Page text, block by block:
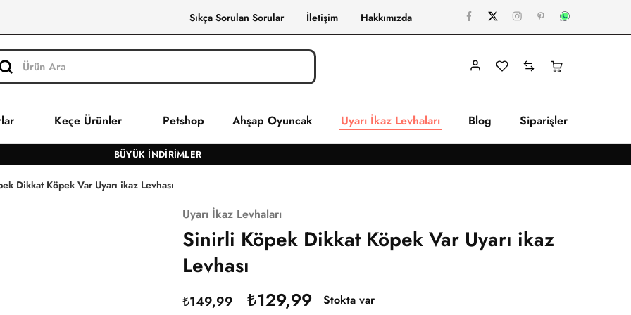
Sıkça Sorulan Sorular İletişim Hakkımızda
Keçe Ürünler Petshop Ahşap Oyuncak Uyarı İkaz Levhaları Blog Siparişler
BÜYÜK İNDIRIMLER
Dikkat Köpek Var Uyarı ikaz Levhası
Uyarı İkaz Levhaları
Sinirli Köpek Dikkat Köpek Var Uyarı ikaz
Levhası
₺149,99 ₺129,99 Stokta var